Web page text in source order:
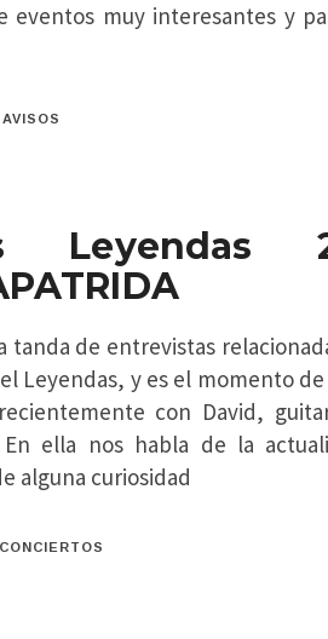
eventos muy interesantes y
AVISOS
Leyendas
tanda de entrevistas
Leyendas, y es el momento
con David,
En ella nos habla de la
alguna curiosidad
CONCIERTOS